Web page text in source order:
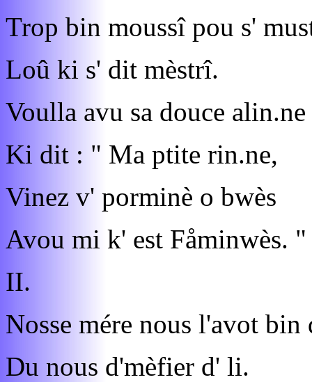
Trop bin moussî pou s'
Loû ki s' dit mèstrî.
Voulla avu sa douce alin.ne
Ki dit : " Ma ptite rin.ne,
Vinez v' porminè o bwès
Avou mi k' est Fåminwès. "
II.
Nosse mére nous l'avot bin
Du nous d'mèfier d' li.